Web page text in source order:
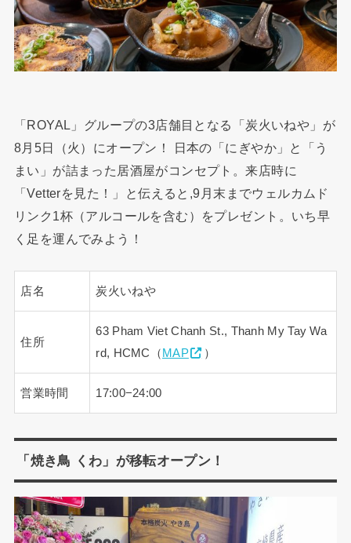
「ROYAL」グループの3店舗目となる「炭火いねや」が
8月5日（火）にオープン！ 日本の「にぎやか」と「う
まい」が詰まった居酒屋がコンセプト。来店時に
「Vetterを見た！」と伝えると,9月末までウェルカムド
リンク1杯（アルコールを含む）をプレゼント。いち早
く足を運んでみよう！
店名 炭火いねや
住所
63 Pham Viet Chanh St., Thanh My Tay Wa
rd, HCMC（ MAP ）
営業時間 17:00−24:00
「焼き鳥 くわ」が移転オープン！